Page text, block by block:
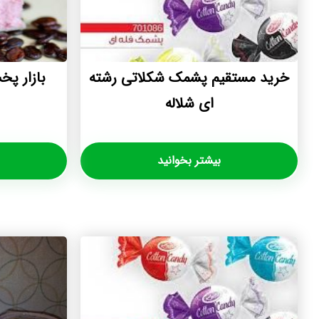
خرید مستقیم پشمک شکلاتی رشته
ای شلاله
بیشتر بخوانید
بازار